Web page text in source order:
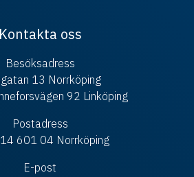
Kontakta oss
Besöksadress
13 Norrköping
92 Linköping
Postadress
601 04 Norrköping
E-post